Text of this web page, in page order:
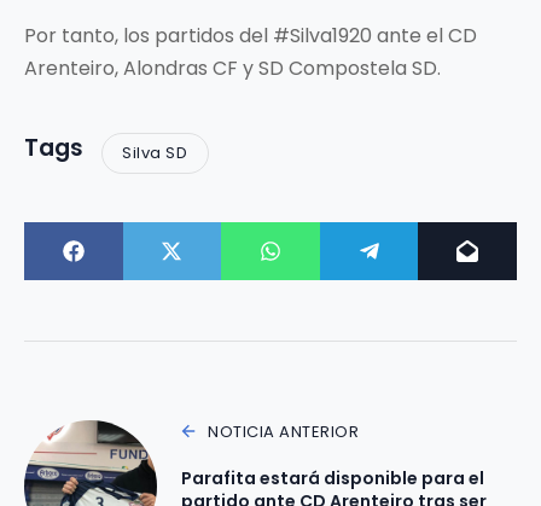
Por tanto, los partidos del #Silva1920 ante el CD
Arenteiro, Alondras CF y SD Compostela SD.
Tags Silva SD
NOTICIA ANTERIOR
Parafita estará disponible para el
partido ante CD Arenteiro tras ser